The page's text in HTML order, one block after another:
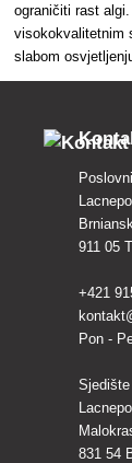
ograničiti rast
visokokvalitetnim
slabom
911 05
+421
Pon -
831 54